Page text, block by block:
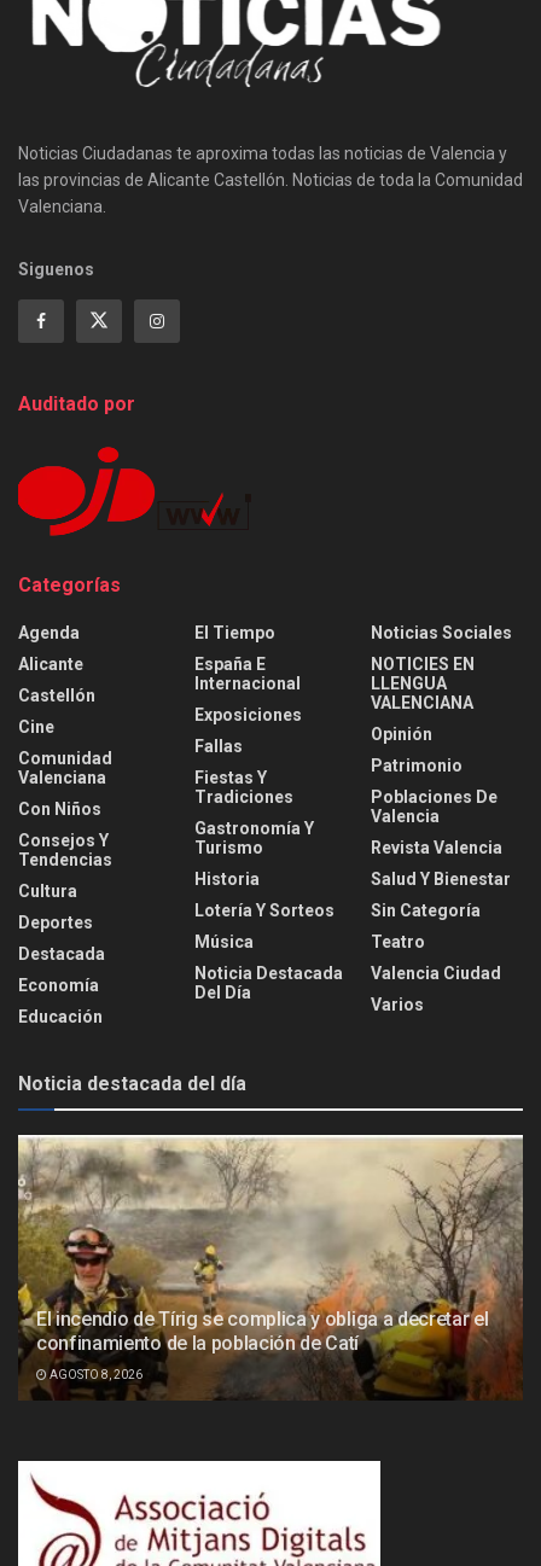
Noticias Ciudadanas te aproxima todas las noticias de Valencia y
las provincias de Alicante Castellón. Noticias de toda la Comunidad
Valenciana.
Siguenos
Auditado por
Categorías
Agenda
Alicante
Castellón
Cine
Comunidad
Valenciana
Con Niños
Consejos Y
Tendencias
Cultura
Deportes
Destacada
Economía
Educación
El Tiempo
España E
Internacional
Exposiciones
Fallas
Fiestas Y
Tradiciones
Gastronomía Y
Turismo
Historia
Lotería Y Sorteos
Música
Noticia Destacada
Del Día
Noticias Sociales
NOTICIES EN
LLENGUA
VALENCIANA
Opinión
Patrimonio
Poblaciones De
Valencia
Revista Valencia
Salud Y Bienestar
Sin Categoría
Teatro
Valencia Ciudad
Varios
Noticia destacada del día
El incendio de Tírig se complica y obliga a decretar el
confinamiento de la población de Catí
AGOSTO 8, 2026